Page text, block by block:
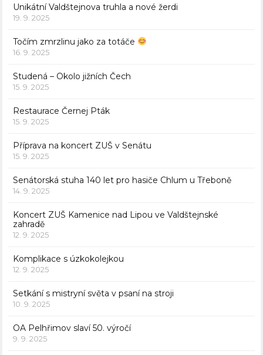
Unikátní Valdštejnova truhla a nové žerdi
19. 9. 2025
Točím zmrzlinu jako za totáče
16. 9. 2025
Studená – Okolo jižních Čech
15. 9. 2025
Restaurace Černej Pták
15. 9. 2025
Příprava na koncert ZUŠ v Senátu
15. 9. 2025
Senátorská stuha 140 let pro hasiče Chlum u Třeboně
14. 9. 2025
Koncert ZUŠ Kamenice nad Lipou ve Valdštejnské
zahradě
12. 9. 2025
Komplikace s úzkokolejkou
12. 9. 2025
Setkání s mistryní světa v psaní na stroji
10. 9. 2025
OA Pelhřimov slaví 50. výročí
9. 9. 2025